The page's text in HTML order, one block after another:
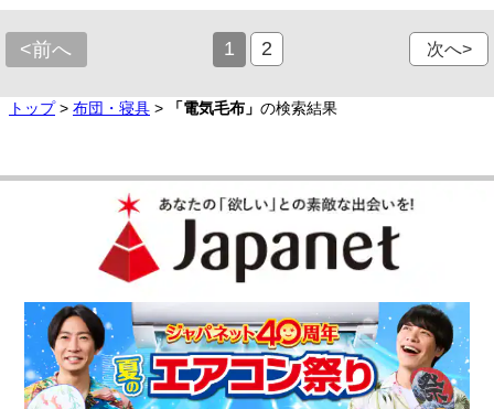
<前へ 1 2 次へ>
トップ> 布団・寝具 > 「電気毛布」 の検索結果